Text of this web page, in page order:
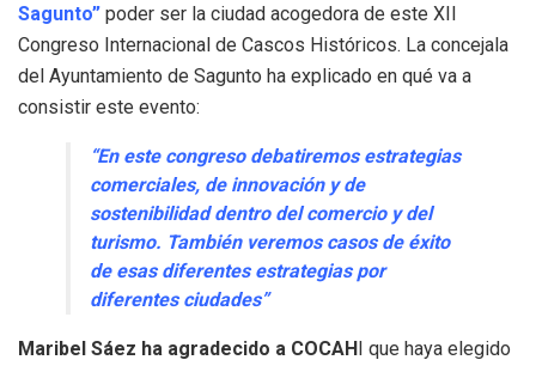
Sagunto” poder ser la ciudad acogedora de este XII
Congreso Internacional de Cascos Históricos. La concejala
del Ayuntamiento de Sagunto ha explicado en qué va a
consistir este evento:
“En este congreso debatiremos estrategias
comerciales, de innovación y de
sostenibilidad dentro del comercio y del
turismo. También veremos casos de éxito
de esas diferentes estrategias por
diferentes ciudades”
Maribel Sáez ha agradecido a COCAHI que haya elegido